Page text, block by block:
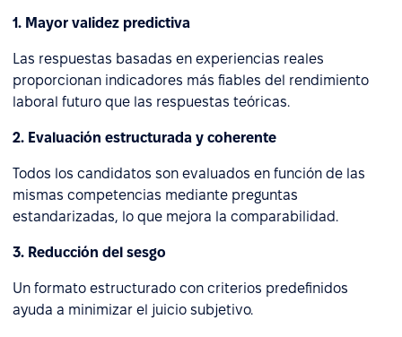
1. Mayor validez predictiva
Las respuestas basadas en experiencias reales
proporcionan indicadores más fiables del rendimiento
laboral futuro que las respuestas teóricas.
2. Evaluación estructurada y coherente
Todos los candidatos son evaluados en función de las
mismas competencias mediante preguntas
estandarizadas, lo que mejora la comparabilidad.
3. Reducción del sesgo
Un formato estructurado con criterios predefinidos
ayuda a minimizar el juicio subjetivo.